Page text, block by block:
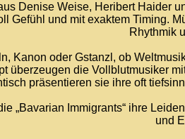
Denise Weise, Heribert Haider
Gefühl und mit exaktem Timing.
Rhythmik
Kanon oder Gstanzl, ob
überzeugen die Vollblutmusiker
präsentieren sie ihre oft
„Bavarian Immigrants“ ihre
und